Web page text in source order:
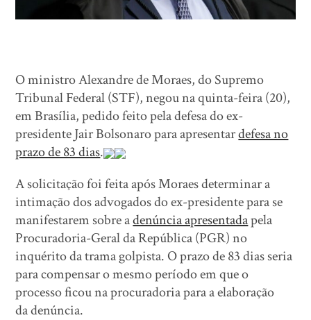
O ministro Alexandre de Moraes, do Supremo
Tribunal Federal (STF), negou na quinta-feira (20),
em Brasília, pedido feito pela defesa do ex-
presidente Jair Bolsonaro para apresentardefesa no
prazo de 83 dias.
A solicitação foi feita após Moraes determinar a
intimação dos advogados do ex-presidente para se
manifestarem sobre adenúncia apresentadapela
Procuradoria-Geral da República (PGR) no
inquérito da trama golpista. O prazo de 83 dias seria
para compensar o mesmo período em que o
processo ficou na procuradoria para a elaboração
da denúncia.